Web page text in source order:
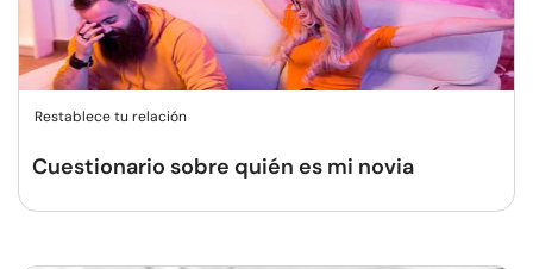
Restablece tu relación
Cuestionario sobre quién es mi novia